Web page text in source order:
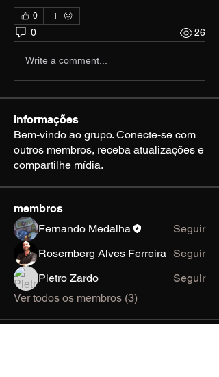
0
0 26
Write a comment...
Informações
Bem-vindo ao grupo. Conecte-se com
outros membros, receba atualizações e
compartilhe mídia.
membros
Fernando Medalha
Seguir
Rosemberg Alves Ferreira
Seguir
Pietro Zardo
Seguir
Ver todos os membros (3)